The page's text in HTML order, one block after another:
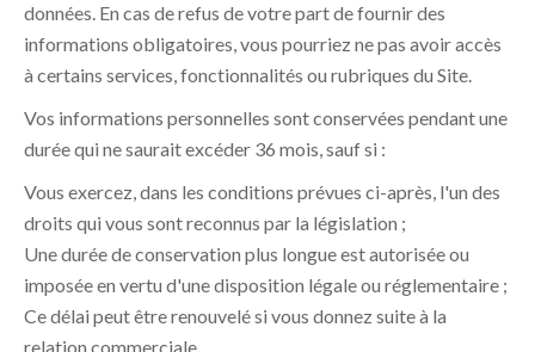
données. En cas de refus de votre part de fournir des
informations obligatoires, vous pourriez ne pas avoir accès
à certains services, fonctionnalités ou rubriques du Site.
Vos informations personnelles sont conservées pendant une
durée qui ne saurait excéder 36 mois, sauf si :
Vous exercez, dans les conditions prévues ci-après, l'un des
droits qui vous sont reconnus par la législation ;
Une durée de conservation plus longue est autorisée ou
imposée en vertu d'une disposition légale ou réglementaire ;
Ce délai peut être renouvelé si vous donnez suite à la
relation commerciale.